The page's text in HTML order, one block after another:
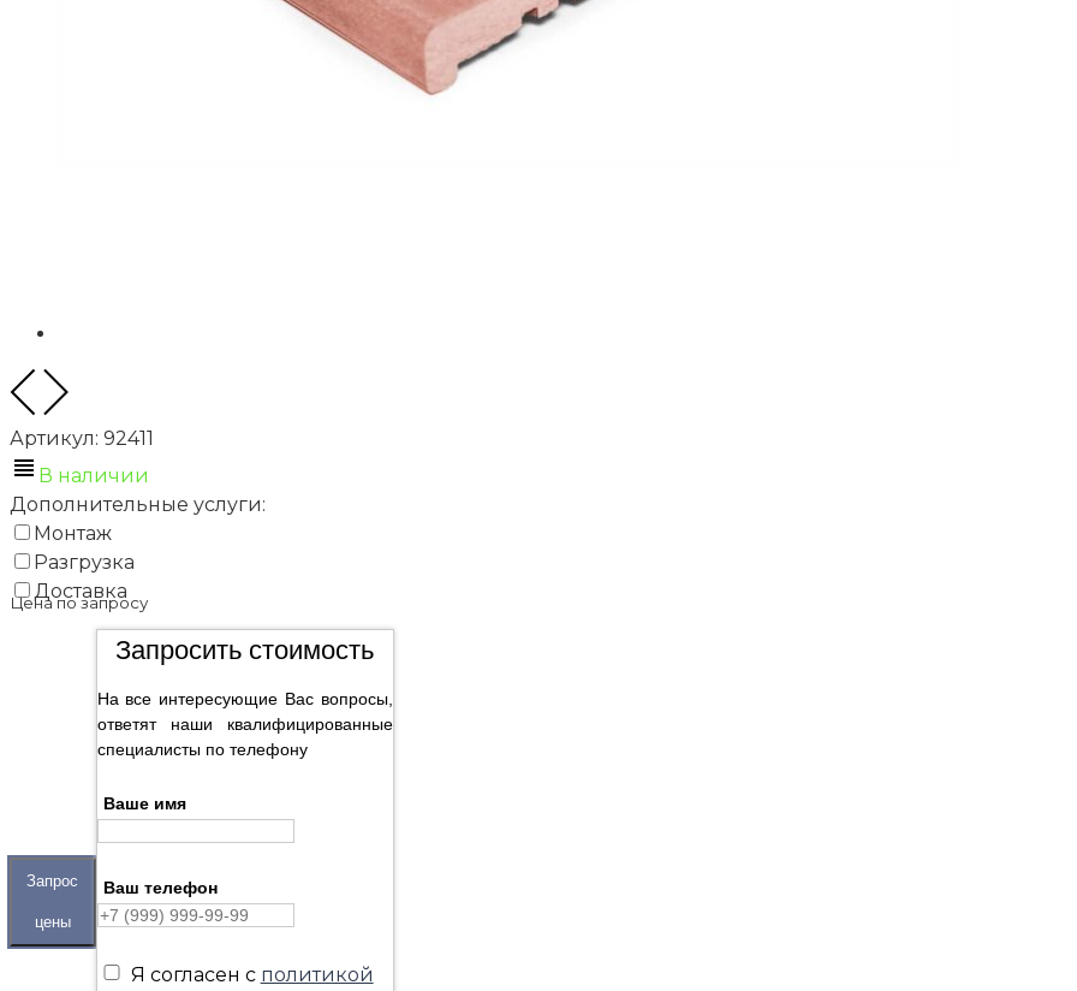
Артикул: 92411
В наличии
Дополнительные услуги:
Монтаж
Разгрузка
Доставка
Цена по запросу
Запрос
цены
Запросить стоимость
На все интересующие Вас вопросы,
ответят наши квалифицированные
специалисты по телефону
Ваше имя
Ваш телефон
Я согласен с политикой